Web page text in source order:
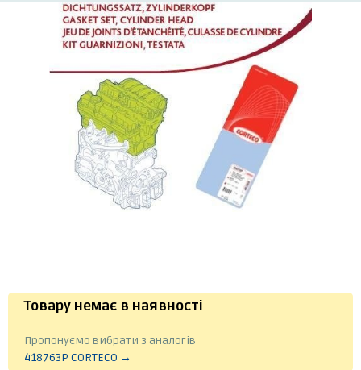
Товару немає в наявності.
Пропонуємо вибрати з аналогів
418763P CORTECO →